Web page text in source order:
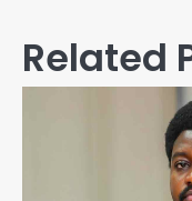
Related